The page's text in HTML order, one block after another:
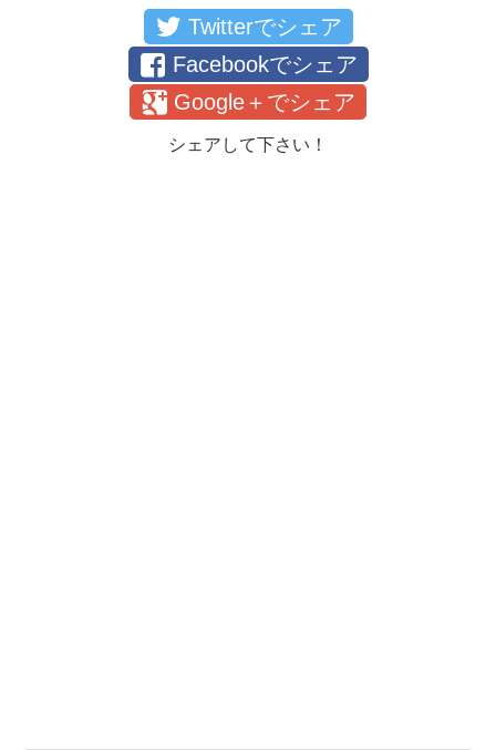
Twitterでシェア
Facebookでシェア
Google＋でシェア
シェアして下さい！